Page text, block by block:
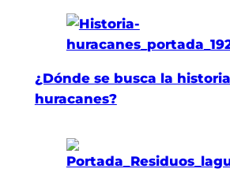
¿Dónde se busca la
huracanes?